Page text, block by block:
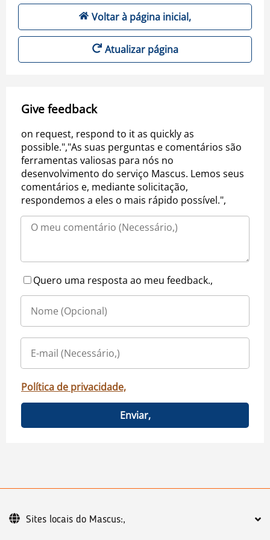
Voltar à página inicial,
Atualizar página
Give feedback
on request, respond to it as quickly as
possible.","As suas perguntas e comentários são
ferramentas valiosas para nós no
desenvolvimento do serviço Mascus. Lemos seus
comentários e, mediante solicitação,
respondemos a eles o mais rápido possível.",
Quero uma resposta ao meu feedback.,
Política de privacidade,
Enviar,
Sites locais do Mascus:,